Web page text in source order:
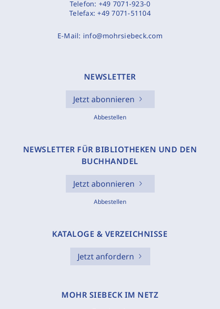
Telefon: +49 7071-923-0
Telefax:+49 7071-51104
E-Mail: info@mohrsiebeck.com
NEWSLETTER
Jetzt abonnieren
Abbestellen
NEWSLETTER FÜR BIBLIOTHEKEN UND DEN
BUCHHANDEL
Jetzt abonnieren
Abbestellen
KATALOGE & VERZEICHNISSE
Jetzt anfordern
MOHR SIEBECK IM NETZ